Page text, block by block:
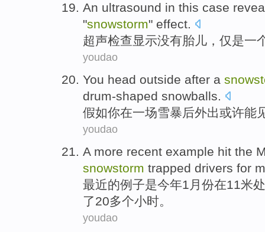
An ultrasound in this case
"snowstorm" effect.
超声检查显示没有胎儿 ， 仅是一
youdao
You head outside after a
drum-shaped snowballs.
假如你在一场雪暴后外出或许能
youdao
A more recent example hit the
snowstorm trapped drivers for
最近的例子是今年1 月份在11米处
了20多个小时。
youdao